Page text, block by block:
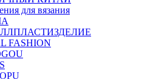
для вязания
FASHION